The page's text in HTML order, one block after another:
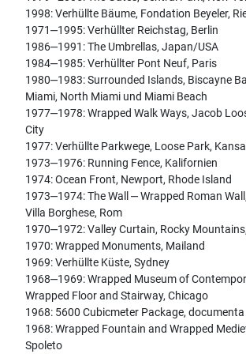
1998: Verhüllte Bäume, Fondation Beyeler,
1971‒1995: Verhüllter Reichstag, Berlin
1986‒1991: The Umbrellas, Japan/USA
1984‒1985: Verhüllter Pont Neuf, Paris
1980‒1983: Surrounded Islands, Biscayne
Miami, North Miami und Miami Beach
1977‒1978: Wrapped Walk Ways, Jacob
City
1977: Verhüllte Parkwege, Loose Park,
1973‒1976: Running Fence, Kalifornien
1974: Ocean Front, Newport, Rhode Island
1973‒1974: The Wall ‒ Wrapped Roman
Villa Borghese, Rom
1970‒1972: Valley Curtain, Rocky
1970: Wrapped Monuments, Mailand
1969: Verhüllte Küste, Sydney
1968‒1969: Wrapped Museum of
Wrapped Floor and Stairway, Chicago
1968: 5600 Cubicmeter Package, documenta
1968: Wrapped Fountain and Wrapped
Spoleto